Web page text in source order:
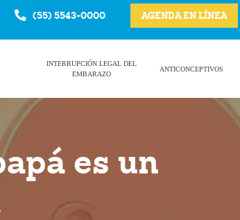
(55) 5543-0000 AGENDA EN LÍNEA
INTERRUPCIÓN LEGAL DEL
EMBARAZO
ANTICONCEPTIVOS
es un